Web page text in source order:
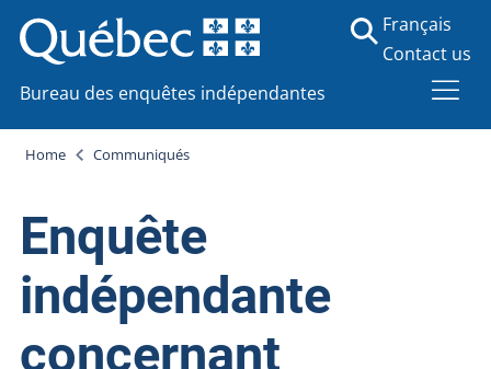
Bureau des enquêtes indépendantes
Français
Contact us
Home Communiqués
Enquête
indépendante
concernant